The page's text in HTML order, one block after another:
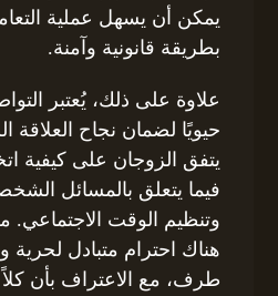
يمكن أن يسهل عملية
بطريقة قانونية وآمنة.
علاوة على ذلك، يُعتبر
حيويًا لضمان نجاح العلاقة
يتفق الزوجان على كيفية
فيما يتعلق بالمسائل
وتنظيم الوقت الاجتماعي.
هناك احترام متبادل لحرية
طرف، مع الاعتراف بأن